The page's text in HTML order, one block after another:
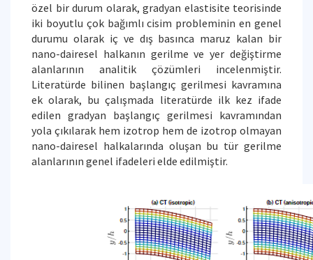
özel bir durum olarak, gradyan elastisite teorisinde
iki boyutlu çok bağımlı cisim probleminin en genel
durumu olarak iç ve dış basınca maruz kalan bir
nano-dairesel halkanın gerilme ve yer değiştirme
alanlarının analitik çözümleri incelenmiştir.
Literatürde bilinen başlangıç gerilmesi kavramına
ek olarak, bu çalışmada literatürde ilk kez ifade
edilen gradyan başlangıç gerilmesi kavramından
yola çıkılarak hem izotrop hem de izotrop olmayan
nano-dairesel halkalarında oluşan bu tür gerilme
alanlarının genel ifadeleri elde edilmiştir.